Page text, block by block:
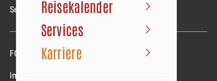
Reisekalender
Services
Karriere
Service-Hotline Mo.–Fr. 09.00–18.00 Uhr
Impressum
FOLGEN SIE UNS Folgen sie unsFolgen sie uns